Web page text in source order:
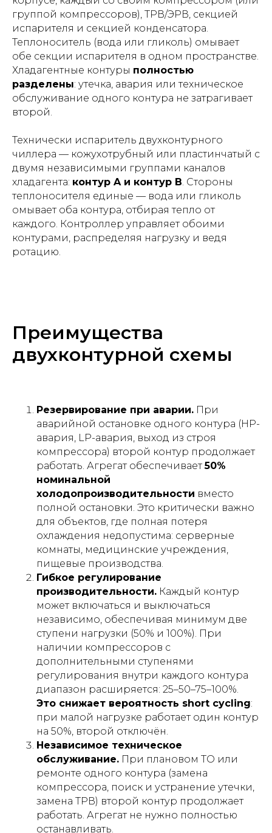
группой компрессоров), ТРВ/ЭРВ, секцией
испарителя и секцией конденсатора.
Теплоноситель (вода или гликоль) омывает
обе секции испарителя в одном пространстве.
Хладагентные контуры полностью
разделены: утечка, авария или техническое
обслуживание одного контура не затрагивает
второй.
Технически испаритель двухконтурного
чиллера — кожухотрубный или пластинчатый с
двумя независимыми группами каналов
хладагента: контур A и контур B. Стороны
теплоносителя единые — вода или гликоль
омывает оба контура, отбирая тепло от
каждого. Контроллер управляет обоими
контурами, распределяя нагрузку и ведя
ротацию.
Преимущества
двухконтурной схемы
Резервирование при аварии. При
аварийной остановке одного контура (HP-
авария, LP-авария, выход из строя
компрессора) второй контур продолжает
работать. Агрегат обеспечивает50%
номинальной
холодопроизводительности вместо
полной остановки. Это критически важно
для объектов, где полная потеря
охлаждения недопустима: серверные
комнаты, медицинские учреждения,
пищевые производства.
Гибкое регулирование
производительности. Каждый контур
может включаться и выключаться
независимо, обеспечивая минимум две
ступени нагрузки (50% и 100%). При
наличии компрессоров с
дополнительными ступенями
регулирования внутри каждого контура
диапазон расширяется: 25–50–75–100%.
Это снижает вероятность short cycling:
при малой нагрузке работает один контур
на 50%, второй отключён.
Независимое техническое
обслуживание. При плановом ТО или
ремонте одного контура (замена
компрессора, поиск и устранение утечки,
замена ТРВ) второй контур продолжает
работать. Агрегат не нужно полностью
останавливать.